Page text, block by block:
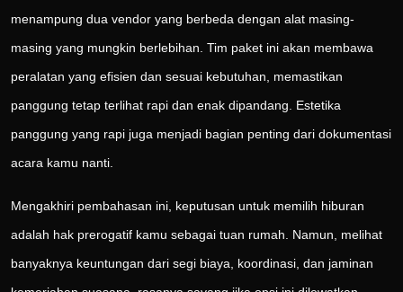
menampung dua vendor yang berbeda dengan alat masing-
masing yang mungkin berlebihan. Tim paket ini akan membawa
peralatan yang efisien dan sesuai kebutuhan, memastikan
panggung tetap terlihat rapi dan enak dipandang. Estetika
panggung yang rapi juga menjadi bagian penting dari dokumentasi
acara kamu nanti.
Mengakhiri pembahasan ini, keputusan untuk memilih hiburan
adalah hak prerogatif kamu sebagai tuan rumah. Namun, melihat
banyaknya keuntungan dari segi biaya, koordinasi, dan jaminan